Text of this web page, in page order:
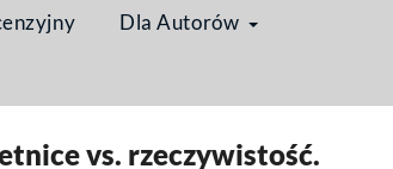
Dla Autorów
vs. rzeczywistość.